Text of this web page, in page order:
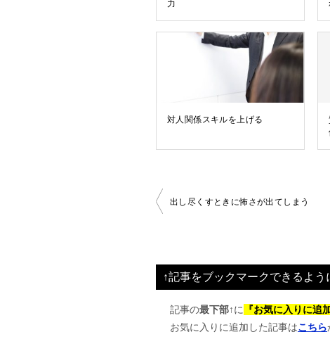
力
対人関係スキルを上げる
投
ビ
ゲ
ー
シ
出し尽くすときに怖さが出てしまう
↑記事をブックマークできるよう
記事の最下部↑に 『お気に入りに追
お気に入りに追加した記事はこちら